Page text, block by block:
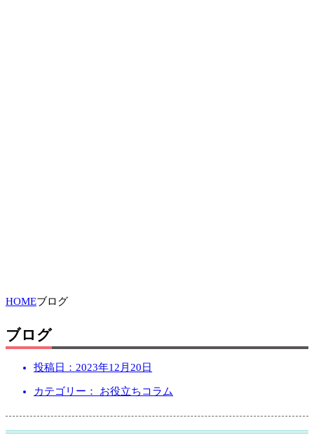
HOMEブログ
ブログ
投稿日： 2023年12月20日
カテゴリー： お役立ちコラム